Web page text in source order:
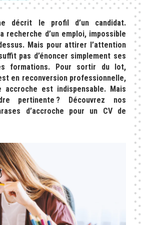
décrit le profil d’un candidat.
recherche d’un emploi, impossible
Mais pour attirer l’attention
pas d’énoncer simplement ses
formations. Pour sortir du lot,
en reconversion professionnelle,
accroche est indispensable. Mais
pertinente ? Découvrez nos
d’accroche pour un CV de